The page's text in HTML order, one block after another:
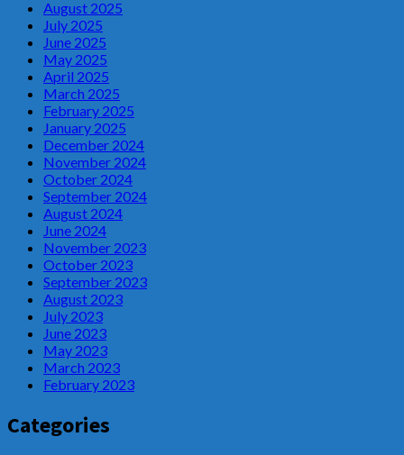
August 2025
July 2025
June 2025
May 2025
April 2025
March 2025
February 2025
January 2025
December 2024
November 2024
October 2024
September 2024
August 2024
June 2024
November 2023
October 2023
September 2023
August 2023
July 2023
June 2023
May 2023
March 2023
February 2023
Categories